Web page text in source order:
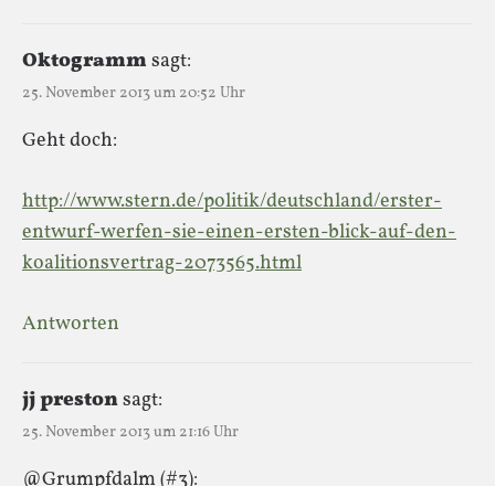
Oktogrammsagt:
25. November 2013 um 20:52 Uhr
Geht doch:
http://www.stern.de/politik/deutschland/erster-
entwurf-werfen-sie-einen-ersten-blick-auf-den-
koalitionsvertrag-2073565.html
Antworten
jj prestonsagt:
25. November 2013 um 21:16 Uhr
@Grumpfdalm (#3):